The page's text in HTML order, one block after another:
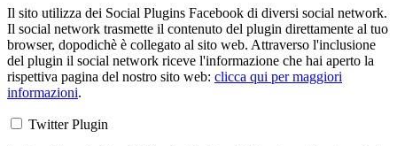
Il sito utilizza dei Social Plugins Facebook di diversi social network.
Il social network trasmette il contenuto del plugin direttamente al tuo
browser, dopodichè è collegato al sito web. Attraverso l'inclusione
del plugin il social network riceve l'informazione che hai aperto la
rispettiva pagina del nostro sito web: clicca qui per maggiori
informazioni.
Twitter Plugin